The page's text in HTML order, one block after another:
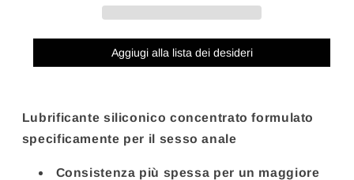
130
Aggiugi alla lista dei desideri
Lubrificante siliconico concentrato formulato
specificamente per il sesso anale
Consistenza più spessa per un maggiore